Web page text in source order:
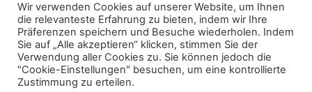
Wir verwenden Cookies auf unserer Website, um Ihnen
die relevanteste Erfahrung zu bieten, indem wir Ihre
Präferenzen speichern und Besuche wiederholen. Indem
Sie auf „Alle akzeptieren“ klicken, stimmen Sie der
Verwendung aller Cookies zu. Sie können jedoch die
"Cookie-Einstellungen" besuchen, um eine kontrollierte
Zustimmung zu erteilen.